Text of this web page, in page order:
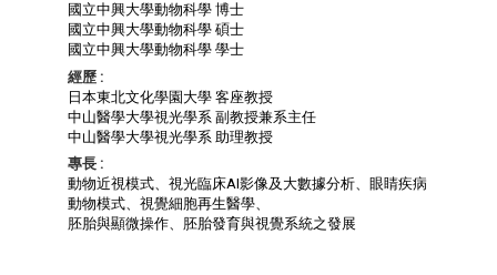
國立中興大學動物科學 博士
國立中興大學動物科學 碩士
國立中興大學動物科學 學士
經歷 :
日本東北文化學園大學 客座教授
中山醫學大學視光學系 副教授兼系主任
中山醫學大學視光學系 助理教授
專長 :
動物近視模式、視光臨床AI影像及大數據分析、眼睛疾病
動物模式、視覺細胞再生醫學、
胚胎與顯微操作、胚胎發育與視覺系統之發展